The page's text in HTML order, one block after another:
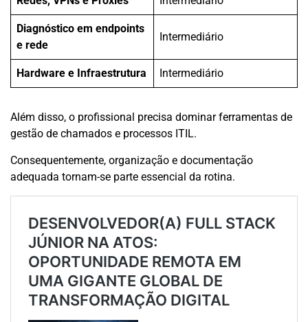
Diagnóstico em endpoints
e rede
Intermediário
Hardware e Infraestrutura Intermediário
Além disso, o profissional precisa dominar ferramentas de
gestão de chamados e processos ITIL.
Consequentemente, organização e documentação
adequada tornam-se parte essencial da rotina.